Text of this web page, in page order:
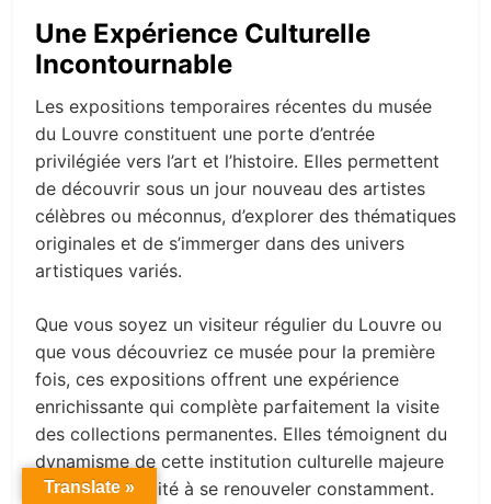
Une Expérience Culturelle
Incontournable
Les expositions temporaires récentes du musée
du Louvre constituent une porte d’entrée
privilégiée vers l’art et l’histoire. Elles permettent
de découvrir sous un jour nouveau des artistes
célèbres ou méconnus, d’explorer des thématiques
originales et de s’immerger dans des univers
artistiques variés.
Que vous soyez un visiteur régulier du Louvre ou
que vous découvriez ce musée pour la première
fois, ces expositions offrent une expérience
enrichissante qui complète parfaitement la visite
des collections permanentes. Elles témoignent du
dynamisme de cette institution culturelle majeure
et de sa capacité à se renouveler constamment.
Translate »